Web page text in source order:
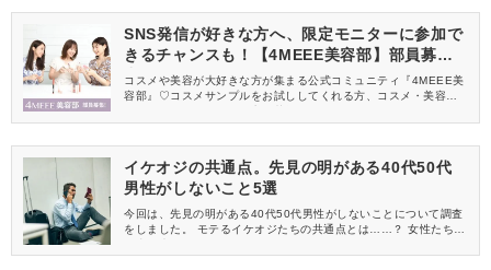
SNS発信が好きな方へ、限定モニターに参加で
きるチャンスも！【4MEEE美容部】部員募集
中
コスメや美容が大好きな方が集まる公式コミュニティ『4MEEE美
容部』♡コスメサンプルをお試ししてくれる方、コスメ・美容情報
イケオジの共通点。先見の明がある40代50代
男性がしないこと5選
今回は、先見の明がある40代50代男性がしないことについて調査
をしました。 モテるイケオジたちの共通点とは……？ 女性たちの